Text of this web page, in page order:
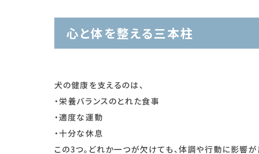
心と体を整える三本柱
犬の健康を支えるのは、
・栄養バランスのとれた食事
・適度な運動
・十分な休息
この3つ。どれか一つが欠けても、体調や行動に影響